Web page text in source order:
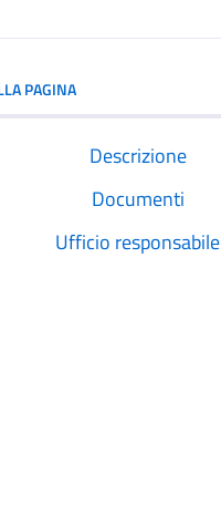
PAGINA
Descrizione
Documenti
Ufficio responsabile